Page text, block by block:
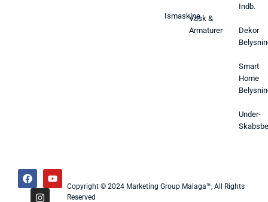
IsmaskineVask &
Armaturer
Indb.
Dekor
Smart
Home
Under-
Copyright © 2024 Marketing Group Malaga™, All Rights
Reserved